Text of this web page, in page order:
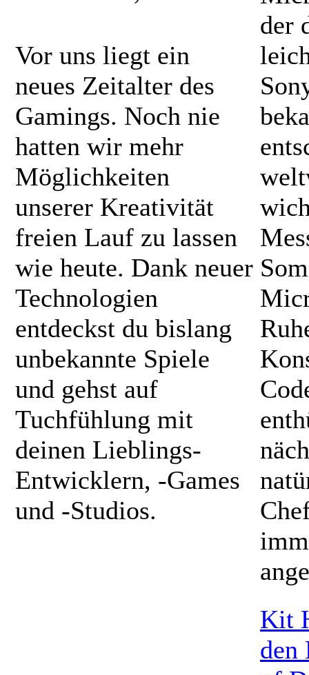
Vor uns liegt ein
neues Zeitalter des
Gamings. Noch nie
hatten wir mehr
Möglichkeiten
unserer Kreativität
freien Lauf zu lassen
wie heute. Dank neuer
Technologien
entdeckst du bislang
unbekannte Spiele
und gehst auf
Tuchfühlung mit
deinen Lieblings-
Entwicklern, -Games
und -Studios.
der
Kit
den